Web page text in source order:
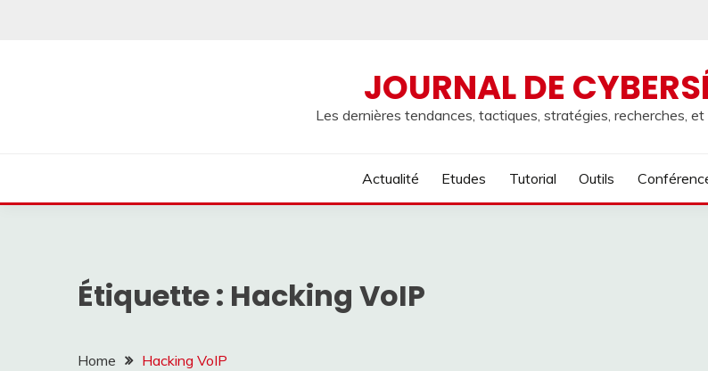
JOURNAL DE
Les dernières tendances, tactiques, stratégies, recherches,
Actualité Etudes Tutorial Outils
Étiquette : Hacking VoIP
Home Hacking VoIP